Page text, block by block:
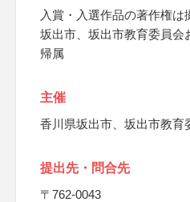
入賞・入選作品の著作権
坂出市、坂出市教育委員会
帰属
主催
香川県坂出市、坂出市教育
提出先・問合先
〒762-0043